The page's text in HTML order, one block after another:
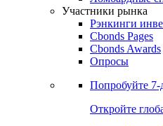
Участники рынка
Рэнкинги
Cbonds Pages
Cbonds Awards
Опросы
Попробуйте
Откройте